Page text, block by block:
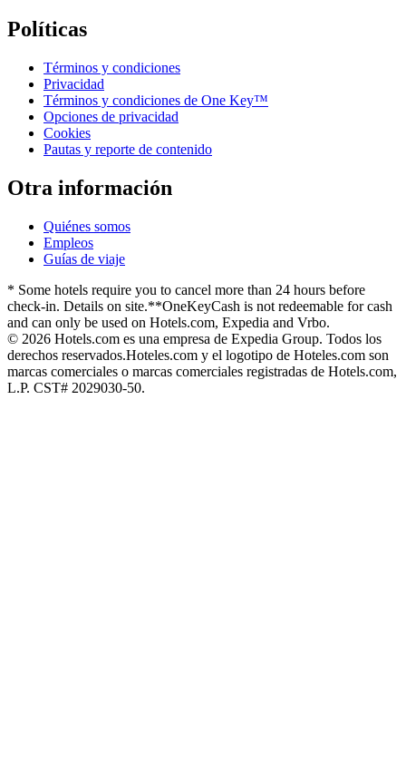
Políticas
Términos y condiciones
Privacidad
Términos y condiciones de One Key™
Opciones de privacidad
Cookies
Pautas y reporte de contenido
Otra información
Quiénes somos
Empleos
Guías de viaje
* Some hotels require you to cancel more than 24 hours before
check-in. Details on site.**OneKeyCash is not redeemable for cash
and can only be used on Hotels.com, Expedia and Vrbo.
© 2026 Hotels.com es una empresa de Expedia Group. Todos los
derechos reservados.Hoteles.com y el logotipo de Hoteles.com son
marcas comerciales o marcas comerciales registradas de Hotels.com,
L.P. CST# 2029030-50.